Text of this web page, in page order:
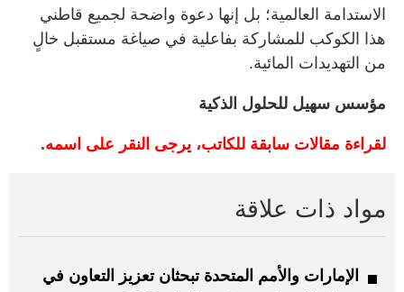
الاستدامة العالمية؛ بل إنها دعوة واضحة لجميع قاطني
هذا الكوكب للمشاركة بفاعلية في صياغة مستقبل خالٍ
من التهديدات المائية.
مؤسس سهيل للحلول الذكية
لقراءة مقالات سابقة للكاتب، يرجى النقر على اسمه.
مواد ذات علاقة
الإمارات والأمم المتحدة تبحثان تعزيز التعاون في